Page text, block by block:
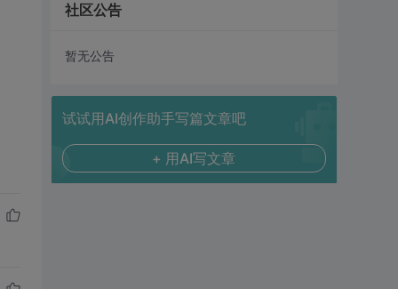
社区公告
暂无公告
试试用AI创作助手写篇文章吧
+ 用AI写文章